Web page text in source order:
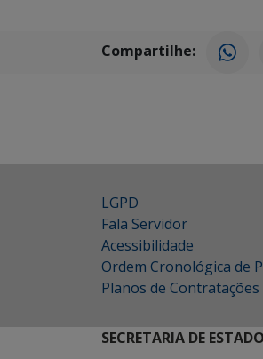
Compartilhe:
LGPD
Fala Servidor
Acessibilidade
Ordem Cronológica de
Planos de Contratações
SECRETARIA DE